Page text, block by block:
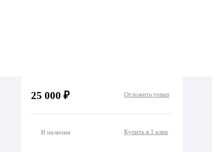
25 000 ₽ Отложить товар
В наличии Купить в 1 клик